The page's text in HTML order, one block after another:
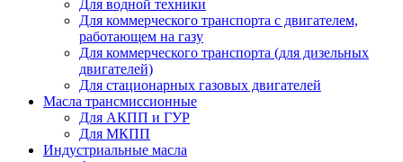
Для водной техники
Для коммерческого транспорта с двигателем,
работающем на газу
Для коммерческого транспорта (для дизельных
двигателей)
Для стационарных газовых двигателей
Масла трансмиссионные
Для АКПП и ГУР
Для МКПП
Индустриальные масла